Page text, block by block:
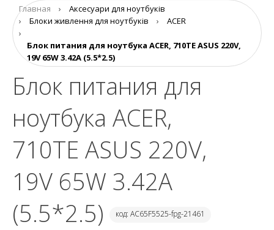
Главная ›
Аксесуари для ноутбуків
›
Блоки живлення для ноутбуків ›
ACER
›
Блок питания для ноутбука ACER, 710TE ASUS 220V,
19V 65W 3.42A (5.5*2.5)
Блок питания для
ноутбука ACER,
710TE ASUS 220V,
19V 65W 3.42A
(5.5*2.5)
код: AC65F5525-fpg-21461